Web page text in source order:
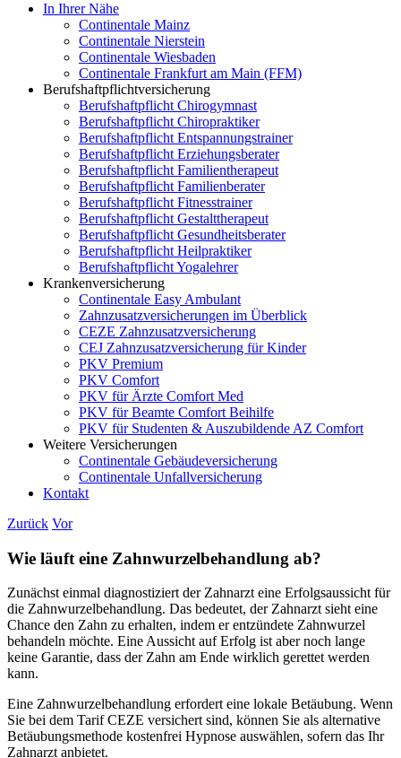
In Ihrer Nähe
Continentale Mainz
Continentale Nierstein
Continentale Wiesbaden
Continentale Frankfurt am Main (FFM)
Berufshaftpflichtversicherung
Berufshaftpflicht Chirogymnast
Berufshaftpflicht Chiropraktiker
Berufshaftpflicht Entspannungstrainer
Berufshaftpflicht Erziehungsberater
Berufshaftpflicht Familientherapeut
Berufshaftpflicht Familienberater
Berufshaftpflicht Fitnesstrainer
Berufshaftpflicht Gestalttherapeut
Berufshaftpflicht Gesundheitsberater
Berufshaftpflicht Heilpraktiker
Berufshaftpflicht Yogalehrer
Krankenversicherung
Continentale Easy Ambulant
Zahnzusatzversicherungen im Überblick
CEZE Zahnzusatzversicherung
CEJ Zahnzusatzversicherung für Kinder
PKV Premium
PKV Comfort
PKV für Ärzte Comfort Med
PKV für Beamte Comfort Beihilfe
PKV für Studenten & Auszubildende AZ Comfort
Weitere Versicherungen
Continentale Gebäudeversicherung
Continentale Unfallversicherung
Kontakt
Zurück Vor
Wie läuft eine Zahnwurzelbehandlung ab?
Zunächst einmal diagnostiziert der Zahnarzt eine Erfolgsaussicht für
die Zahnwurzelbehandlung. Das bedeutet, der Zahnarzt sieht eine
Chance den Zahn zu erhalten, indem er entzündete Zahnwurzel
behandeln möchte. Eine Aussicht auf Erfolg ist aber noch lange
keine Garantie, dass der Zahn am Ende wirklich gerettet werden
kann.
Eine Zahnwurzelbehandlung erfordert eine lokale Betäubung. Wenn
Sie bei dem Tarif CEZE versichert sind, können Sie als alternative
Betäubungsmethode kostenfrei Hypnose auswählen, sofern das Ihr
Zahnarzt anbietet.